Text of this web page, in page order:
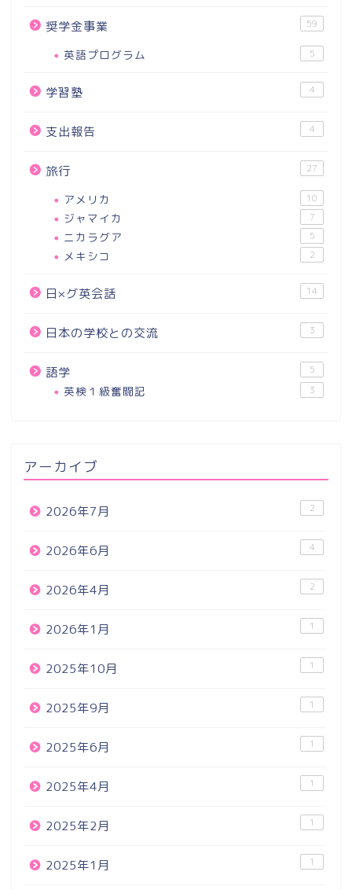
奨学金事業 59
英語プログラム 5
学習塾 4
支出報告 4
旅行 27
アメリカ 10
ジャマイカ 7
ニカラグア 5
メキシコ 2
日×グ英会話 14
日本の学校との交流 3
語学 5
英検１級奮闘記 3
アーカイブ
2026年7月 2
2026年6月 4
2026年4月 2
2026年1月 1
2025年10月 1
2025年9月 1
2025年6月 1
2025年4月 1
2025年2月 1
2025年1月 1